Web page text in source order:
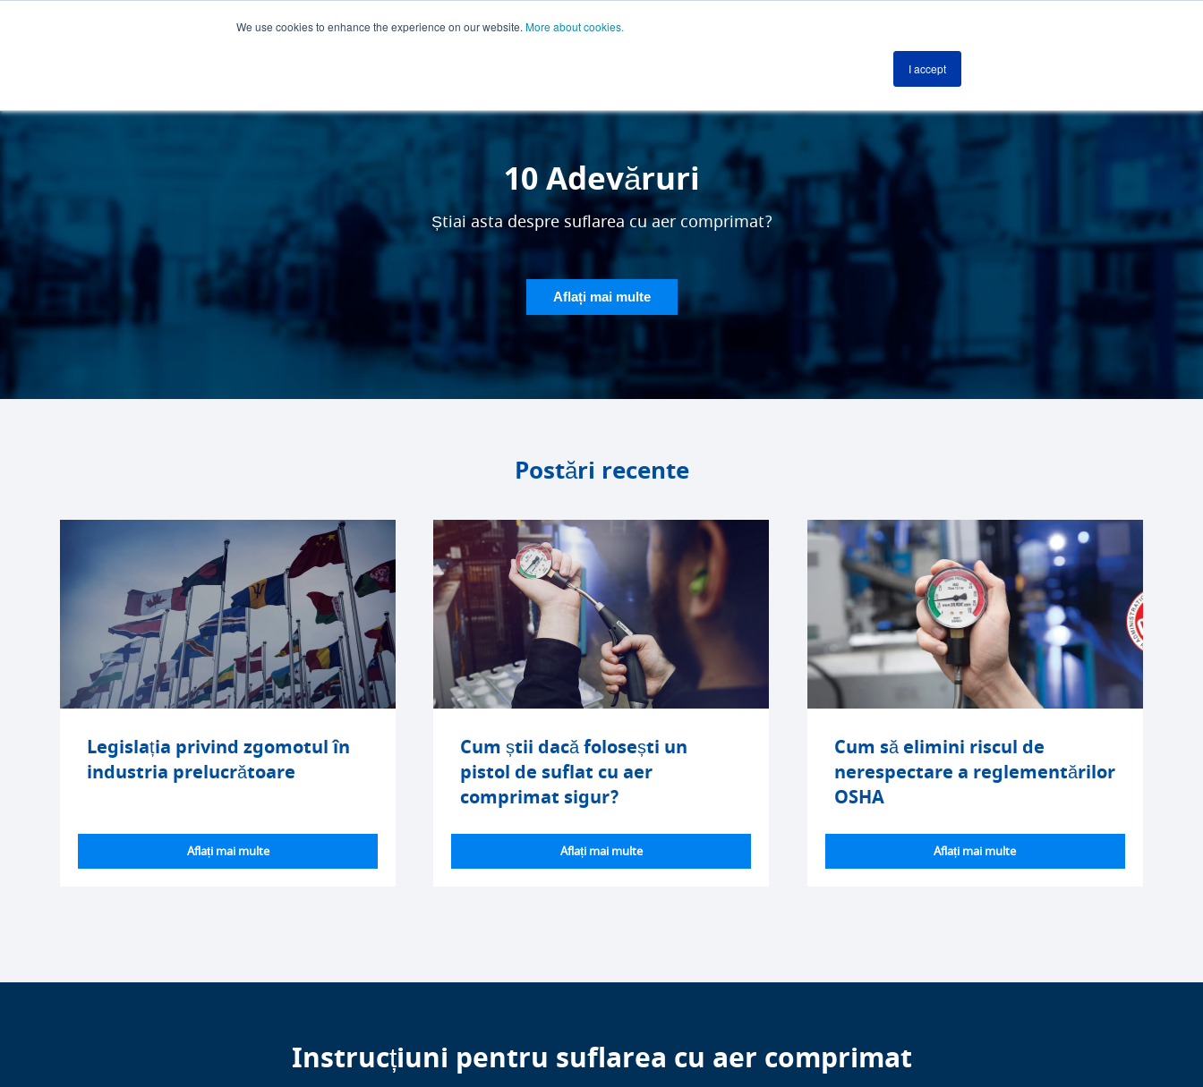
We use cookies to enhance the experience on our website. More about cookies.
I accept
De ce Silvent?
10 Adevăruri
Știai asta despre suflarea cu aer comprimat?
Aflați mai multe
Postări recente
Legislația privind zgomotul în
industria prelucrătoare
Aflați mai multe
Cum știi dacă folosești un
pistol de suflat cu aer
comprimat sigur?
Aflați mai multe
Cum să elimini riscul de
nerespectare a reglementărilor
OSHA
Aflați mai multe
Instrucțiuni pentru suflarea cu aer comprimat